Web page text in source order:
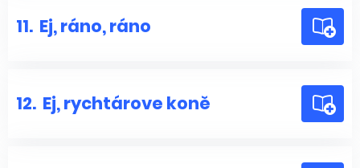
11. Ej, ráno, ráno
12. Ej, rychtárove koně